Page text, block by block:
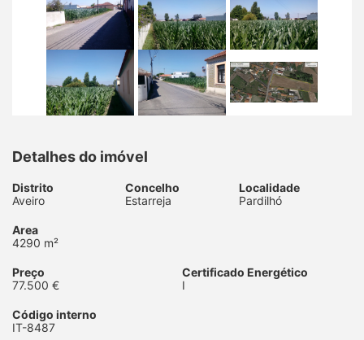
Detalhes do imóvel
Distrito
Aveiro
Concelho
Estarreja
Localidade
Pardilhó
Area
4290 m²
Preço
77.500 €
Certificado Energético
I
Código interno
IT-8487